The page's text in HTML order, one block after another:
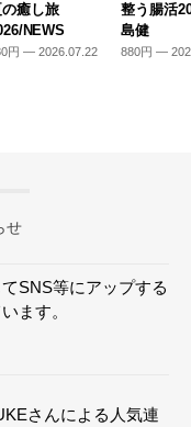
癒し旅
NEWS
円 — 2026.07.22
整う腸活
島健
880円 —
せ
SNS等にアップする
ます。
さんによる人気連